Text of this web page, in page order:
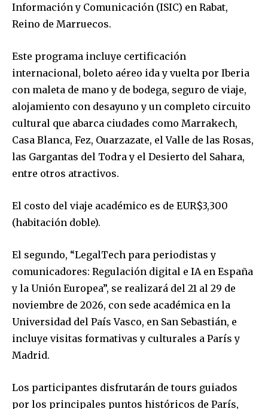
Información y Comunicación (ISIC) en Rabat,
Reino de Marruecos.
Este programa incluye certificación
internacional, boleto aéreo ida y vuelta por Iberia
con maleta de mano y de bodega, seguro de viaje,
alojamiento con desayuno y un completo circuito
cultural que abarca ciudades como Marrakech,
Casa Blanca, Fez, Ouarzazate, el Valle de las Rosas,
las Gargantas del Todra y el Desierto del Sahara,
entre otros atractivos.
El costo del viaje académico es de EUR$3,300
(habitación doble).
El segundo, “LegalTech para periodistas y
comunicadores: Regulación digital e IA en España
y la Unión Europea”, se realizará del 21 al 29 de
noviembre de 2026, con sede académica en la
Universidad del País Vasco, en San Sebastián, e
incluye visitas formativas y culturales a París y
Madrid.
Los participantes disfrutarán de tours guiados
por los principales puntos históricos de París,